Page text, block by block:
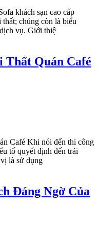
khách sạn cao cấp
chúng còn là biểu
vụ. Giới thiệ
Thất Quán Café
Café Khi nói đến thi công
tố quyết định đến trải
là sử dụng
Đáng Ngờ Của